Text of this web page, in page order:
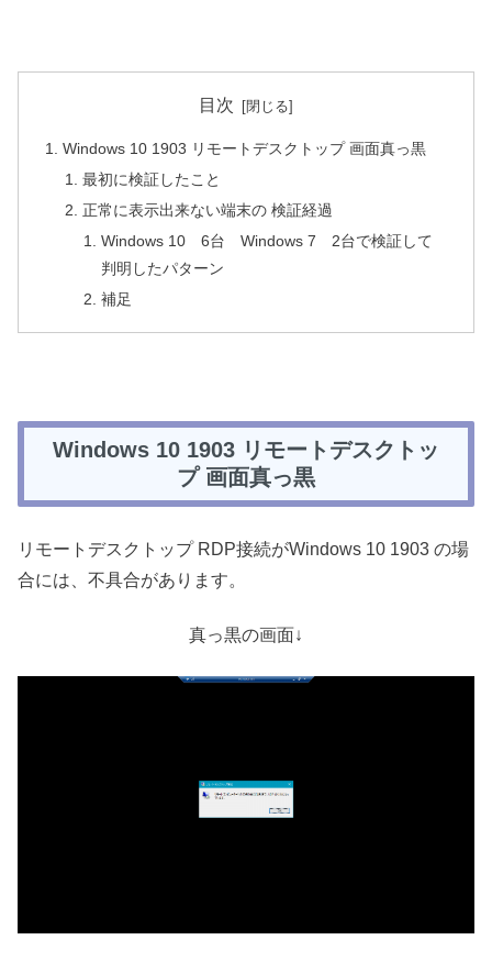
目次
Windows 10 1903 リモートデスクトップ 画面真っ黒
最初に検証したこと
正常に表示出来ない端末の 検証経過
Windows 10 6台 Windows 7 2台で検証して
判明したパターン
補足
Windows 10 1903 リモートデスクトッ
プ 画面真っ黒
リモートデスクトップ RDP接続がWindows 10 1903 の場
合には、不具合があります。
真っ黒の画面↓